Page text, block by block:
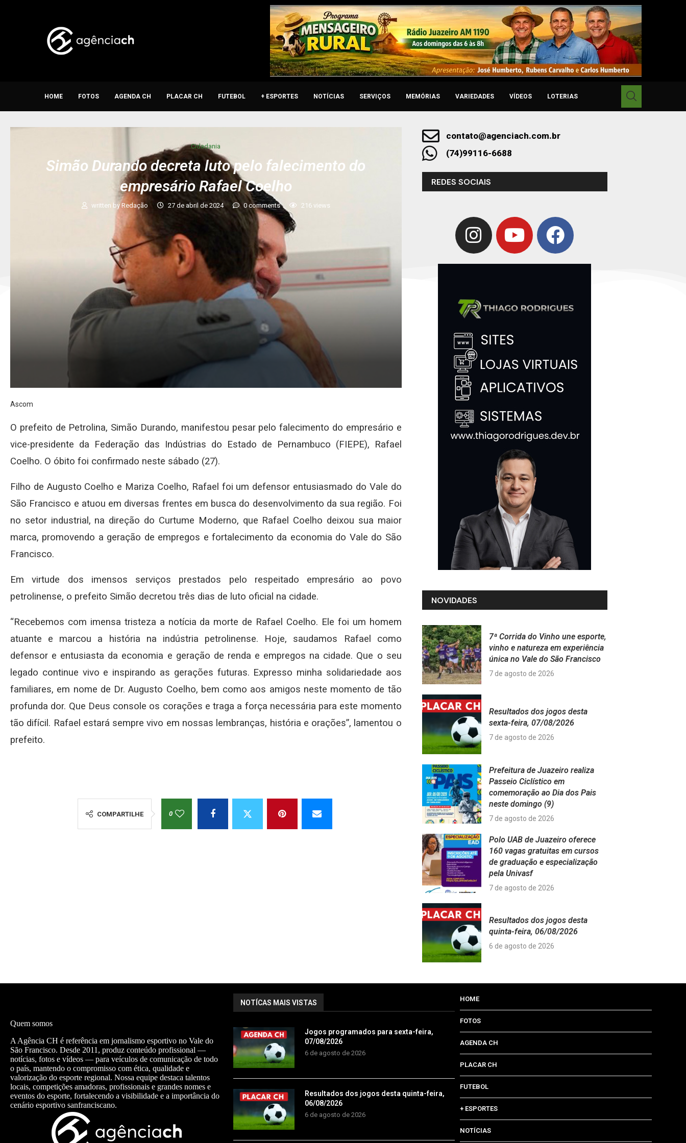
HOME FOTOS AGENDA CH PLACAR CH FUTEBOL + ESPORTES NOTÍCIAS SERVIÇOS MEMÓRIAS VARIEDADES VÍDEOS LOTERIAS
Cidadania
Simão Durando decreta luto pelo falecimento do
empresário Rafael Coelho
written byRedação 27 de abril de 2024 0 comments 216views
Ascom
O prefeito de Petrolina, Simão Durando, manifestou pesar pelo falecimento do empresário e
vice-presidente da Federação das Indústrias do Estado de Pernambuco (FIEPE), Rafael
Coelho. O óbito foi confirmado neste sábado (27).
Filho de Augusto Coelho e Mariza Coelho, Rafael foi um defensor entusiasmado do Vale do
São Francisco e atuou em diversas frentes em busca do desenvolvimento da sua região. Foi
no setor industrial, na direção do Curtume Moderno, que Rafael Coelho deixou sua maior
marca, promovendo a geração de empregos e fortalecimento da economia do Vale do São
Francisco.
Em virtude dos imensos serviços prestados pelo respeitado empresário ao povo
petrolinense, o prefeito Simão decretou três dias de luto oficial na cidade.
“Recebemos com imensa tristeza a notícia da morte de Rafael Coelho. Ele foi um homem
atuante e marcou a história na indústria petrolinense. Hoje, saudamos Rafael como
defensor e entusiasta da economia e geração de renda e empregos na cidade. Que o seu
legado continue vivo e inspirando as gerações futuras. Expresso minha solidariedade aos
familiares, em nome de Dr. Augusto Coelho, bem como aos amigos neste momento de tão
profunda dor. Que Deus console os corações e traga a força necessária para este momento
tão difícil. Rafael estará sempre vivo em nossas lembranças, história e orações”, lamentou o
prefeito.
COMPARTILHE 0
contato@agenciach.com.br
(74)99116-6688
REDES SOCIAIS
NOVIDADES
7ª Corrida do Vinho une esporte,
vinho e natureza em experiência
única no Vale do São Francisco
7 de agosto de 2026
Resultados dos jogos desta
sexta-feira, 07/08/2026
7 de agosto de 2026
Prefeitura de Juazeiro realiza
Passeio Ciclístico em
comemoração ao Dia dos Pais
neste domingo (9)
7 de agosto de 2026
Polo UAB de Juazeiro oferece
160 vagas gratuitas em cursos
de graduação e especialização
pela Univasf
7 de agosto de 2026
Resultados dos jogos desta
quinta-feira, 06/08/2026
6 de agosto de 2026
Quem somos
A Agência CH é referência em jornalismo esportivo no Vale do
São Francisco. Desde 2011, produz conteúdo profissional —
notícias, fotos e vídeos — para veículos de comunicação de todo
o país, mantendo o compromisso com ética, qualidade e
valorização do esporte regional. Nossa equipe destaca talentos
locais, competições amadoras, profissionais e grandes nomes e
eventos do esporte, fortalecendo a visibilidade e a importância do
cenário esportivo sanfranciscano.
NOTÍCAS MAIS VISTAS
Jogos programados para sexta-feira,
07/08/2026
6 de agosto de 2026
Resultados dos jogos desta quinta-feira,
06/08/2026
6 de agosto de 2026
HOME
FOTOS
AGENDA CH
PLACAR CH
FUTEBOL
+ ESPORTES
NOTÍCIAS